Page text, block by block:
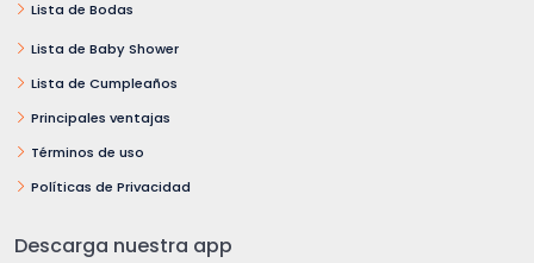
Lista de Bodas
Lista de Baby Shower
Lista de Cumpleaños
Principales ventajas
Términos de uso
Políticas de Privacidad
Descarga nuestra app